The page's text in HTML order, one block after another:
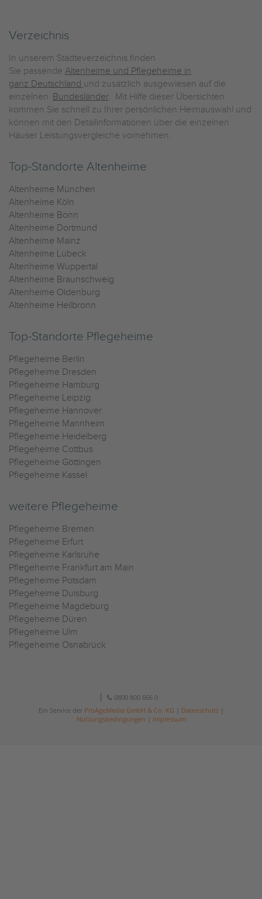
Verzeichnis
In unserem Städteverzeichnis finden
Sie passende Altenheime und Pflegeheime in
ganz Deutschland und zusätzlich ausgewiesen auf die
einzelnen Bundesländer. Mit Hilfe dieser Übersichten
kommen Sie schnell zu Ihrer persönlichen Heimauswahl und
können mit den Detailinformationen über die einzelnen
Häuser Leistungsvergleiche vornehmen.
Top-Standorte Altenheime
Altenheime München
Altenheime Köln
Altenheime Bonn
Altenheime Dortmund
Altenheime Mainz
Altenheime Lübeck
Altenheime Wuppertal
Altenheime Braunschweig
Altenheime Oldenburg
Altenheime Heilbronn
Top-Standorte Pflegeheime
Pflegeheime Berlin
Pflegeheime Dresden
Pflegeheime Hamburg
Pflegeheime Leipzig
Pflegeheime Hannover
Pflegeheime Mannheim
Pflegeheime Heidelberg
Pflegeheime Cottbus
Pflegeheime Göttingen
Pflegeheime Kassel
weitere Pflegeheime
Pflegeheime Bremen
Pflegeheime Erfurt
Pflegeheime Karlsruhe
Pflegeheime Frankfurt am Main
Pflegeheime Potsdam
Pflegeheime Duisburg
Pflegeheime Magdeburg
Pflegeheime Düren
Pflegeheime Ulm
Pflegeheime Osnabrück
0800 800 666 0
Ein Service der ProAgeMedia GmbH & Co. KG Datenschutz|
Nutzungsbedingungen
Impressum